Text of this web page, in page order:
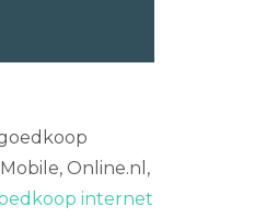
Online.nl,
internet